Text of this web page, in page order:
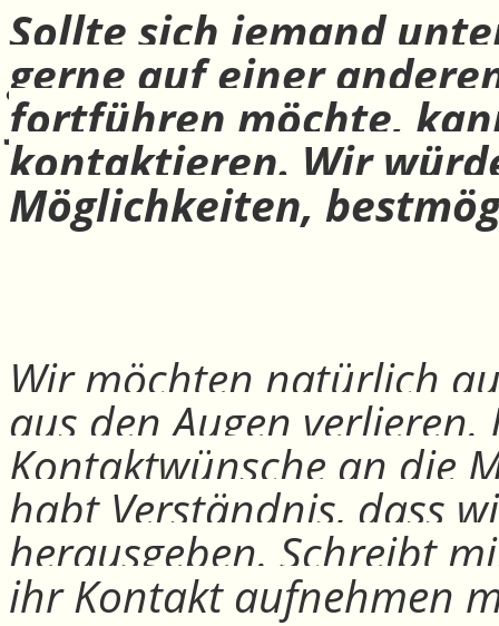
Sollte sich jemand
gerne auf einer
fortführen möchte,
kontaktieren. Wir
Möglichkeiten,
Wir möchten natürlich
aus den Augen
Kontaktwünsche an die
habt Verständnis, dass
herausgeben. Schreibt
ihr Kontakt aufnehmen